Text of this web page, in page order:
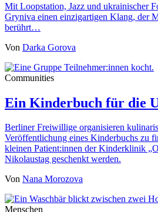
Mit Loopstation, Jazz und ukrainischer
Gryniva einen einzigartigen Klang, der
berührt…
Von Darka Gorova
Communities
Ein Kinderbuch für die
Berliner Freiwillige organisieren
Veröffentlichung eines Kinderbuchs zu
kleinen Patient:innen der Kinderklinik
Nikolaustag geschenkt werden.
Von Nana Morozova
Menschen